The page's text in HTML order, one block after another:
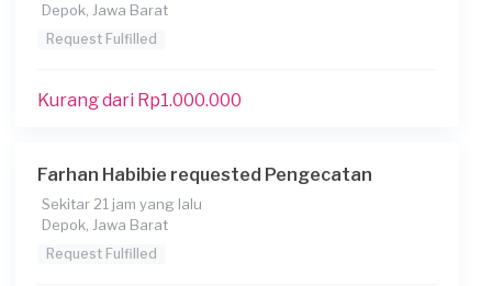
Depok, Jawa Barat
Request Fulfilled
Kurang dari Rp1.000.000
Farhan Habibie requested Pengecatan
Sekitar 21 jam yang lalu
Depok, Jawa Barat
Request Fulfilled